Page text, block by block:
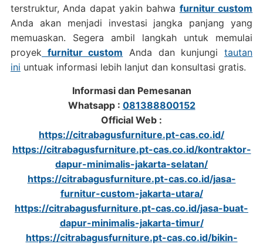
terstruktur, Anda dapat yakin bahwa furnitur custom
Anda akan menjadi investasi jangka panjang yang
memuaskan. Segera ambil langkah untuk memulai
proyekfurnitur custom Anda dan kunjungitautan
ini untuak informasi lebih lanjut dan konsultasi gratis.
Informasi dan Pemesanan
Whatsapp : 081388800152
Official Web :
https://citrabagusfurniture.pt-cas.co.id/
https://citrabagusfurniture.pt-cas.co.id/kontraktor-
dapur-minimalis-jakarta-selatan/
https://citrabagusfurniture.pt-cas.co.id/jasa-
furnitur-custom-jakarta-utara/
https://citrabagusfurniture.pt-cas.co.id/jasa-buat-
dapur-minimalis-jakarta-timur/
https://citrabagusfurniture.pt-cas.co.id/bikin-